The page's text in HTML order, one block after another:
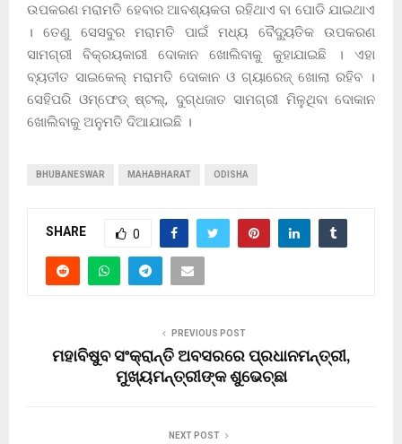
ଉପକରଣ ମରାମତି ହେବାର ଆବଶ୍ୟକତା ରହିଥାଏ ବା ପୋଡି ଯାଇଥାଏ
। ତେଣୁ ସେସବୁର ମରାମତି ପାଇଁ ମଧ୍ୟ ବୈଦ୍ୟୁତିକ ଉପକରଣ
ସାମଗ୍ରୀ ବିକ୍ରୟକାରୀ ଦୋକାନ ଖୋଲିବାକୁ କୁହାଯାଇଛି । ଏହା
ବ୍ୟତୀତ ସାଇକେଲ୍ ମରାମତି ଦୋକାନ ଓ ଗ୍ୟାରେଜ୍ ଖୋଲା ରହିବ ।
ସେହିପରି ଓମ୍ଫେଡ୍ ଷ୍ଟଲ୍, ଦୁଗ୍ଧଜାତ ସାମଗ୍ରୀ ମିଳୁଥିବା ଦୋକାନ
ଖୋଲିବାକୁ ଅନୁମତି ଦିଆଯାଇଛି ।
BHUBANESWAR MAHABHARAT ODISHA
SHARE 0
PREVIOUS POST
ମହାବିଷୁବ ସଂକ୍ରାନ୍ତି ଅବସରରେ ପ୍ରଧାନମନ୍ତ୍ରୀ,
ମୁଖ୍ୟମନ୍ତ୍ରୀଙ୍କ ଶୁଭେଚ୍ଛା
NEXT POST